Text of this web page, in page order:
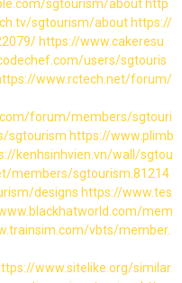
sgtourism/about http
sgtourism/about https://
https://www.cakeresu
users/sgtouris
www.rctech.net/forum/
forum/members/sgtouri
sgtourism https://www.plimb
kenhsinhvien.vn/wall/sgtou
members/sgtourism.81214
designs https://www.tes
mem
vbts/member.
www.sitelike.org/similar